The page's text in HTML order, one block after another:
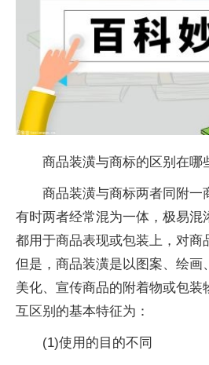
商品装潢与商标的区别在哪
商品装潢与商标两者同附一
有时两者经常混为一体，极易混
都用于商品表现或包装上，对商
但是，商品装潢是以图案、绘画
美化、宣传商品的附着物或包装
互区别的基本特征为：
(1)使用的目的不同